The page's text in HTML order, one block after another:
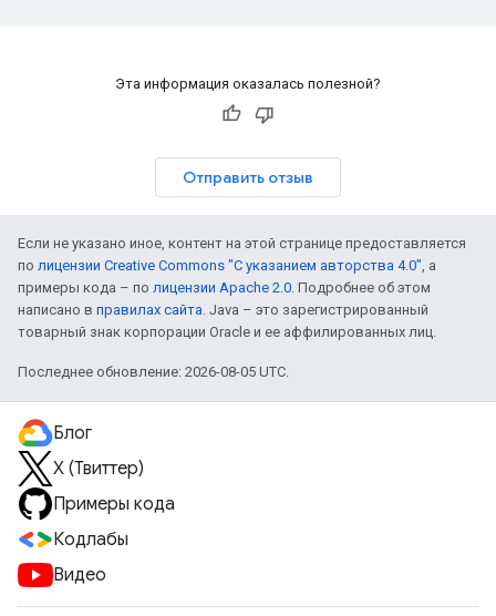
Эта информация оказалась полезной?
Отправить отзыв
Если не указано иное, контент на этой странице предоставляется
по лицензии Creative Commons "С указанием авторства 4.0", а
примеры кода – по лицензии Apache 2.0. Подробнее об этом
написано в правилах сайта. Java – это зарегистрированный
товарный знак корпорации Oracle и ее аффилированных лиц.
Последнее обновление: 2026-08-05 UTC.
Блог
X (Твиттер)
Примеры кода
Кодлабы
Видео